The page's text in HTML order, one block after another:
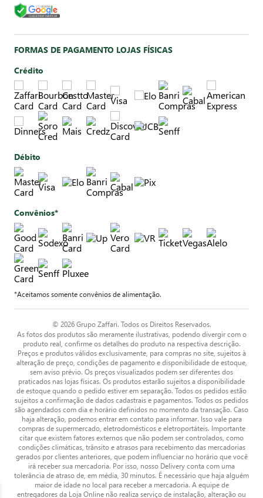
FORMAS DE PAGAMENTO LOJAS FÍSICAS
Crédito
Débito
Convênios*
*Aceitamos somente convênios de alimentação.
© 2026 Grupo Zaffari. Todos os Direitos Reservados.
As fotos dos produtos são meramente ilustrativas, podendo divergir com o
produto real, confirme os detalhes do produto na respectiva descrição.
Preços e produtos válidos exclusivamente, para compras no site, sujeitos à
alteração de preço, condições de pagamento e disponibilidade de estoque,
sem aviso prévio. Os preços visualizados podem ser diferentes dos
praticados nas lojas físicas. Os produtos estarão sujeitos a disponibilidade
de estoque quando o pedido estiver em separação. Todos os pedidos estão
sujeitos a confirmação de dados cadastrais e pagamentos. Todos os pedidos
são agendados com dia e horário definidos no momento da transação. Caso
haja alteração, podemos entrar em contato para informar. Isso vale para
compras de supermercado, eletrodomésticos e eletroportáteis. Importante
citar que existem fatores externos que não podem ser controlados, como
condições climáticas, trânsito e atrasos para recebimento das mercadorias
gerados por clientes anteriores, que podem influenciar no horário que você
irá receber sua mercadoria. Por isso, nosso Delivery conta com uma
tolerância de atraso de, em média, 30 minutos. É necessário que haja alguém
maior de idade no local para receber a mercadoria. A equipe de
entregadores da Loja Online não realiza serviço de instalação, alteração ou